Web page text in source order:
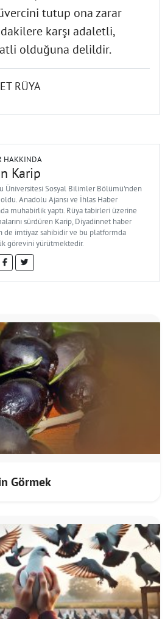
tutup ona zarar
karşı adaletli,
olduğuna delildir.
RÜYA
HAKKINDA
Karip
Üniversitesi Sosyal Bilimler Bölümü'nden
Anadolu Ajansı ve İhlas Haber
muhabirlik yaptı. Rüya tabirleri üzerine
sürdüren Karip, Diyadinnet haber
de imtiyaz sahibidir ve bu platformda
görevini yürütmektedir.
Görmek